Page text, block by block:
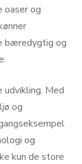
oaser og
bæredygtig og
Med
og
og
kun de store